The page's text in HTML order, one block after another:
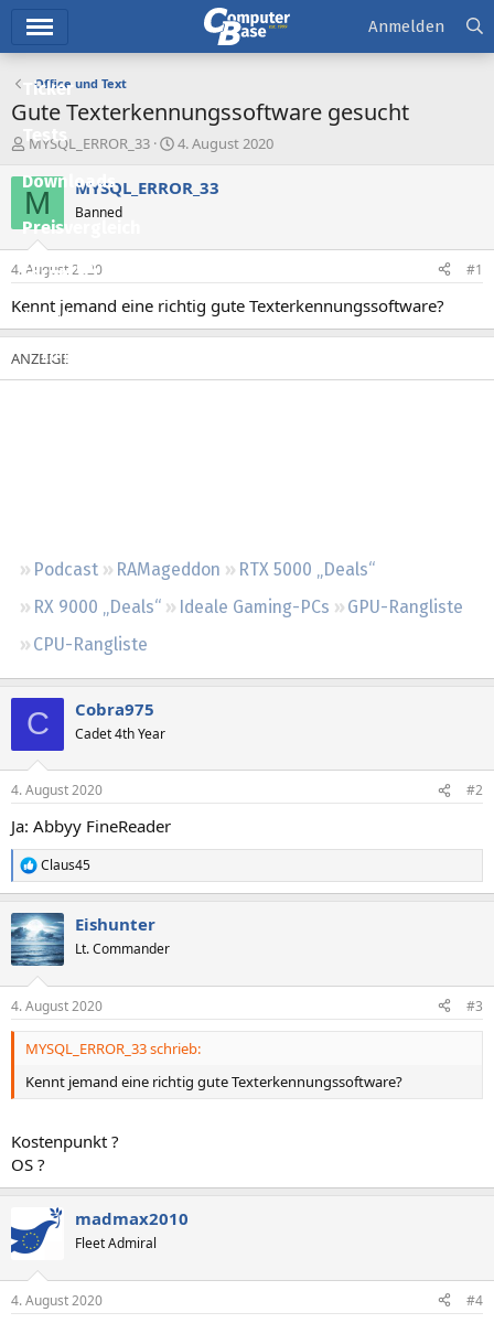
Ticker
Tests
Downloads
Preisvergleich
Forum
Aktuelles
Empfohlene Inhalte
Podcast RAMageddon
RTX 5000 „Deals“
RX 9000 „Deals“
Ideale Gaming-PCs
GPU-Rangliste
CPU-Rangliste
Anmelden
Office und Text
Gute Texterkennungssoftware gesucht
E
s
t
e
l
e
r
MYSQL_ERROR_33
E
s
t
a
4. August 2020
M MYSQL_ERROR_33
Banned
4. August 2020 #1
Kennt jemand eine richtig gute Texterkennungssoftware?
C Cobra975
Cadet 4th Year
4. August 2020 #2
Ja: Abbyy FineReader
R
e
k
t
i
e
n
Claus45
Eishunter
Lt. Commander
4. August 2020 #3
MYSQL_ERROR_33 schrieb:
Kennt jemand eine richtig gute Texterkennungssoftware?
Kostenpunkt ?
OS ?
madmax2010
Fleet Admiral
4. August 2020 #4